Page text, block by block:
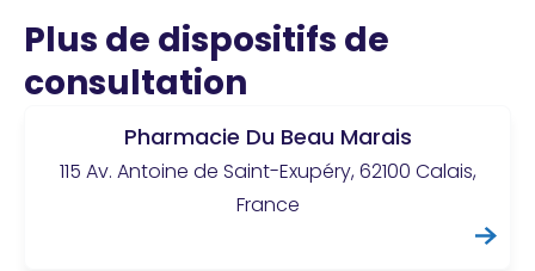
Plus de dispositifs de
consultation
Pharmacie Du Beau Marais
115 Av. Antoine de Saint-Exupéry, 62100 Calais,
France